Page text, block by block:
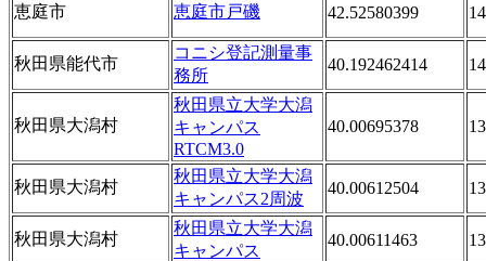
恵庭市 恵庭市戸磯 42.52580399
秋田県能代市
コニシ登記測量事
務所
40.192462414
秋田県大潟村
秋田県立大学大潟
キャンパス
RTCM3.0
40.00695378
秋田県大潟村
秋田県立大学大潟
キャンパス2周波
40.00612504
秋田県大潟村
秋田県立大学大潟
キャンパス
40.00611463